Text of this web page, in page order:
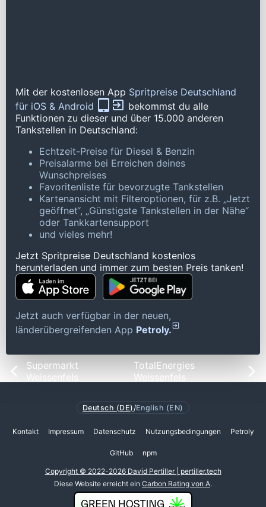
Mit der kostenlosen App Spritpreise Deutschland
für iOS & Android
bekommst du alle
Funktionen zu dieser und über 15.000 anderen
Tankstellen in Deutschland:
Echtzeit-Preise für Diesel & Benzin
Preisalarme bei Erreichen deines
Wunschpreises
Favoritenliste für bevorzugte Tankstellen
Kartenansicht mit Filteroptionen, für z.B. „Jetzt
geöffnet“, „Günstigste Tankstellen in der Nähe“
oder Tankkartensupport
und vieles mehr!
Jetzt Spritpreise Deutschland kostenlos
herunterladen und immer zum besten Preis tanken!
Jetzt auch verfügbar in der neuen,
länderübergreifenden App Petroly.
Supermarkt
Weissenfels
TotalEnergies
Weissenfels
Deutsch (DE) /English (EN)
Kontakt Impressum Datenschutz Nutzungsbedingungen Petroly
GitHub npm
Copyright © 2022-2026 David Pertiller | pertiller.tech
Diese Website erreicht ein Carbon Rating von A.